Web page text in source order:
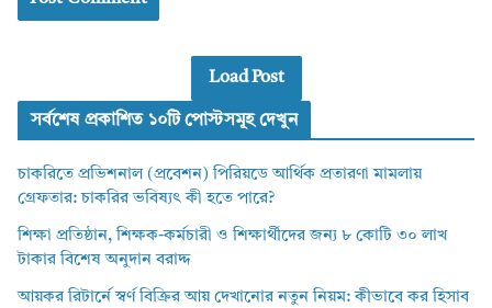
Load Post
সর্বশেষ প্রকাশিত ১০টি পোস্টসমূহ দেখুন
চাকরিতে প্রভিশনাল (প্রবেশন) পিরিয়ডে আর্থিক প্রতারণা মামলায়
গ্রেফতার: চাকরির ভবিষ্যৎ কী হতে পারে?
শিক্ষা প্রতিষ্ঠান, শিক্ষক-কর্মচারী ও শিক্ষার্থীদের জন্য ৮ কোটি ৩০ লাখ
টাকার বিশেষ অনুদান বরাদ্দ
আয়কর রিটার্নে স্বর্ণ বিক্রির আয় দেখানোর নতুন নিয়ম: কীভাবে কর হিসাব